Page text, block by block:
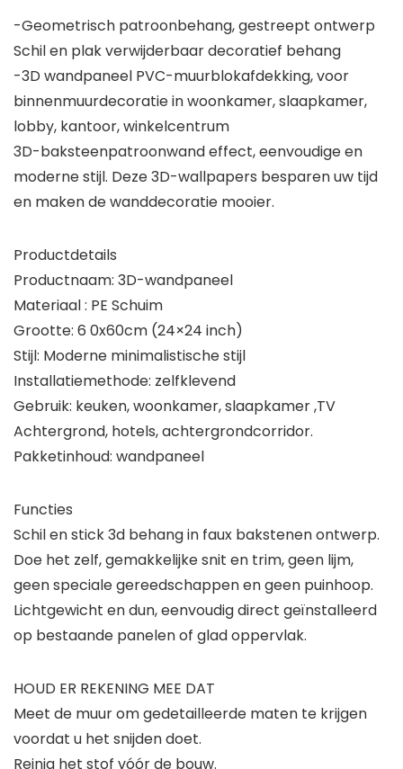
-Geometrisch patroonbehang, gestreept ontwerp
Schil en plak verwijderbaar decoratief behang
-3D wandpaneel PVC-muurblokafdekking, voor
binnenmuurdecoratie in woonkamer, slaapkamer,
lobby, kantoor, winkelcentrum
3D-baksteenpatroonwand effect, eenvoudige en
moderne stijl. Deze 3D-wallpapers besparen uw tijd
en maken de wanddecoratie mooier.
Productdetails
Productnaam: 3D-wandpaneel
Materiaal : PE Schuim
Grootte: 6 0x60cm (24×24 inch)
Stijl: Moderne minimalistische stijl
Installatiemethode: zelfklevend
Gebruik: keuken, woonkamer, slaapkamer ,TV
Achtergrond, hotels, achtergrondcorridor.
Pakketinhoud: wandpaneel
Functies
Schil en stick 3d behang in faux bakstenen ontwerp.
Doe het zelf, gemakkelijke snit en trim, geen lijm,
geen speciale gereedschappen en geen puinhoop.
Lichtgewicht en dun, eenvoudig direct geïnstalleerd
op bestaande panelen of glad oppervlak.
HOUD ER REKENING MEE DAT
Meet de muur om gedetailleerde maten te krijgen
voordat u het snijden doet.
Reinig het stof vóór de bouw.